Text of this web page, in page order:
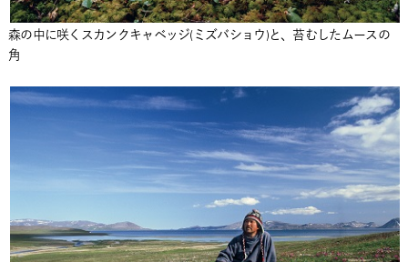
森の中に咲くスカンクキャベッジ(ミズバショウ)と、苔むしたムースの
角